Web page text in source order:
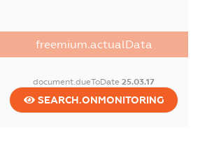
freemium.actualData
document.dueToDate25.03.17
SEARCH.ONMONITORING